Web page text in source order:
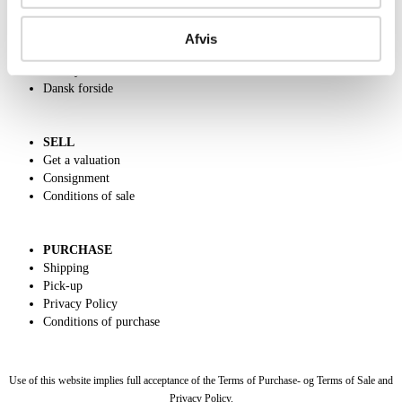
Afvis
ABOUT US
Dansk forside
SELL
Get a valuation
Consignment
Conditions of sale
PURCHASE
Shipping
Pick-up
Privacy Policy
Conditions of purchase
Use of this website implies full acceptance of the Terms of Purchase- og Terms of Sale and
Privacy Policy.